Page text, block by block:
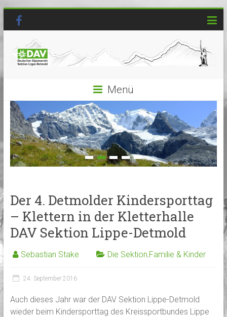
Menü
Der 4. Detmolder Kindersporttag
– Klettern in der Kletterhalle
DAV Sektion Lippe-Detmold
Sebastian Stake Die Sektion,Familie & Kinder
24. September 2016
Auch dieses Jahr war der DAV Sektion Lippe-Detmold
wieder beim Kindersporttag des Kreissportbundes Lippe